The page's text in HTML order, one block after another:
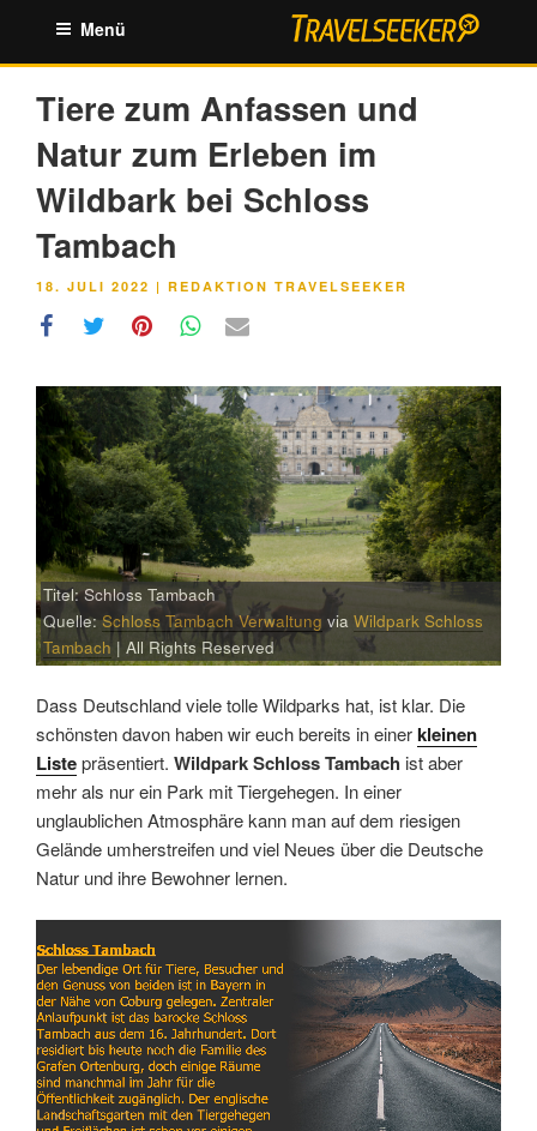
springen
Menü
Tiere zum Anfassen und
Natur zum Erleben im
Wildbark bei Schloss
Tambach
VERÖFFENTLICHT
18. JULI 2022 | REDAKTION TRAVELSEEKER
Titel: Schloss Tambach
Quelle:Schloss Tambach Verwaltung viaWildpark Schloss
Tambach | All Rights Reserved
Dass Deutschland viele tolle Wildparks hat, ist klar. Die
schönsten davon haben wir euch bereits in einerkleinen
Listepräsentiert. Wildpark Schloss Tambach ist aber
mehr als nur ein Park mit Tiergehegen. In einer
unglaublichen Atmosphäre kann man auf dem riesigen
Gelände umherstreifen und viel Neues über die Deutsche
Natur und ihre Bewohner lernen.